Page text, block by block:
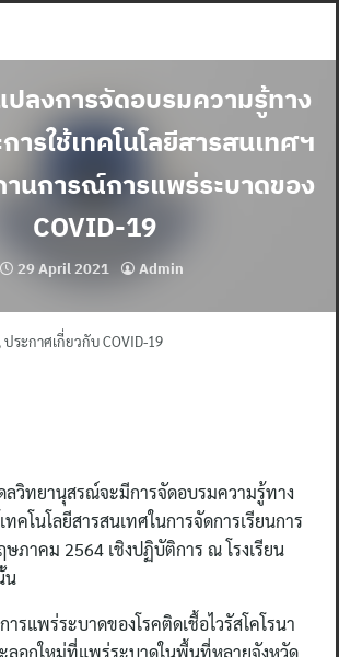
ปลงการจัดอบรมความรู้ทาง
ารใช้เทคโนโลยีสารสนเทศฯ
านการณ์การแพร่ระบาดของ
COVID-19
29 April 2021 Admin
,ประกาศเกี่ยวกับ COVID-19
ลวิทยานุสรณ์จะมีการจัดอบรมความรู้ทาง
ทคโนโลยีสารสนเทศในการจัดการเรียนการ
ภาคม 2564 เชิงปฏิบัติการ ณ โรงเรียน
น
รแพร่ระบาดของโรคติดเชื้อไวรัสโคโรนา
ลอกใหม่ที่แพร่ระบาดในพื้นที่หลายจังหวัด